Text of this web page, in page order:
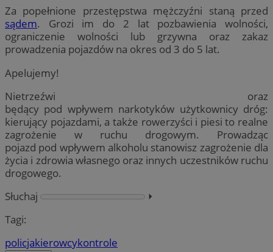
Za popełnione przestępstwa mężczyźni staną przed
sądem. Grozi im do 2 lat pozbawienia wolności,
ograniczenie wolności lub grzywna oraz zakaz
prowadzenia pojazdów na okres od 3 do 5 lat.
Apelujemy!
Nietrzeźwi oraz
będący pod wpływem narkotyków użytkownicy dróg:
kierujący pojazdami, a także rowerzyści i piesi to realne
zagrożenie w ruchu drogowym. Prowadząc
pojazd pod wpływem alkoholu stanowisz zagrożenie dla
życia i zdrowia własnego oraz innych uczestników ruchu
drogowego.
Słuchaj
⏵︎
Tagi:
policjakierowcykontrole